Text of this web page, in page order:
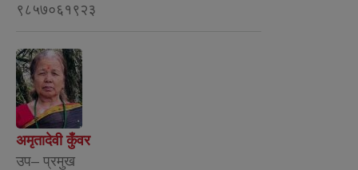
९८५७०६१९२३
अमृतादेवी कुँवर
उप– प्रमुख